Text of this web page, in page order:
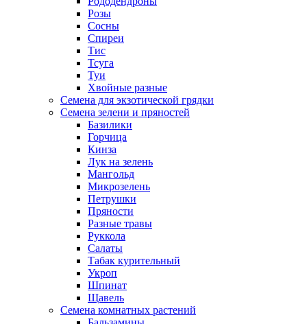
Розы
Сосны
Спиреи
Тис
Тсуга
Туи
Хвойные разные
Семена для экзотической грядки
Семена зелени и пряностей
Базилики
Горчица
Кинза
Лук на зелень
Мангольд
Микрозелень
Петрушки
Пряности
Разные травы
Руккола
Салаты
Табак курительный
Укроп
Шпинат
Щавель
Семена комнатных растений